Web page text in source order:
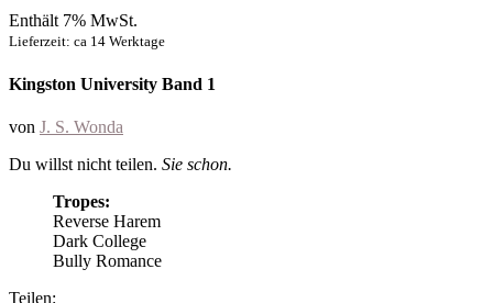
Enthält 7% MwSt.
Lieferzeit: ca 14 Werktage
Kingston University Band 1
von J. S. Wonda
Du willst nicht teilen. Sie schon.
Tropes:
Reverse Harem
Dark College
Bully Romance
Teilen: